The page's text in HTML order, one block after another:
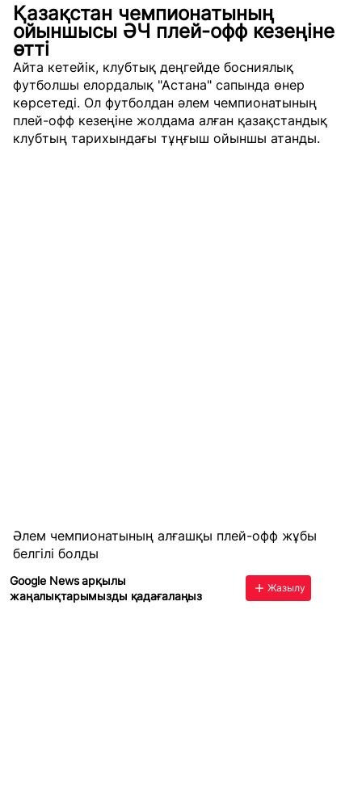
Қазақстан чемпионатының
ойыншысы ӘЧ плей-офф кезеңіне
өтті
Айта кетейік, клубтық деңгейде босниялық
футболшы елордалық "Астана" сапында өнер
көрсетеді. Ол футболдан әлем чемпионатының
плей-офф кезеңіне жолдама алған қазақстандық
клубтың тарихындағы тұңғыш ойыншы атанды.
Әлем чемпионатының алғашқы плей-офф жұбы
белгілі болды
Google News арқылы
жаңалықтарымызды қадағалаңыз
Жазылу